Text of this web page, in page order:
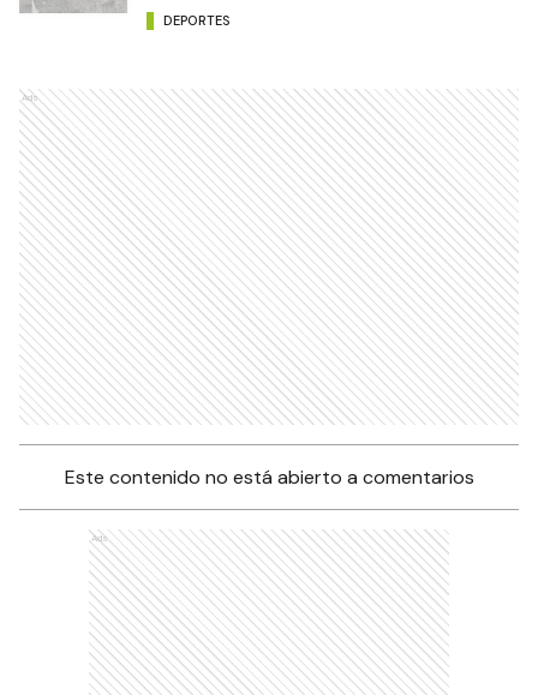
DEPORTES
Ads
Este contenido no está abierto a comentarios
Ads